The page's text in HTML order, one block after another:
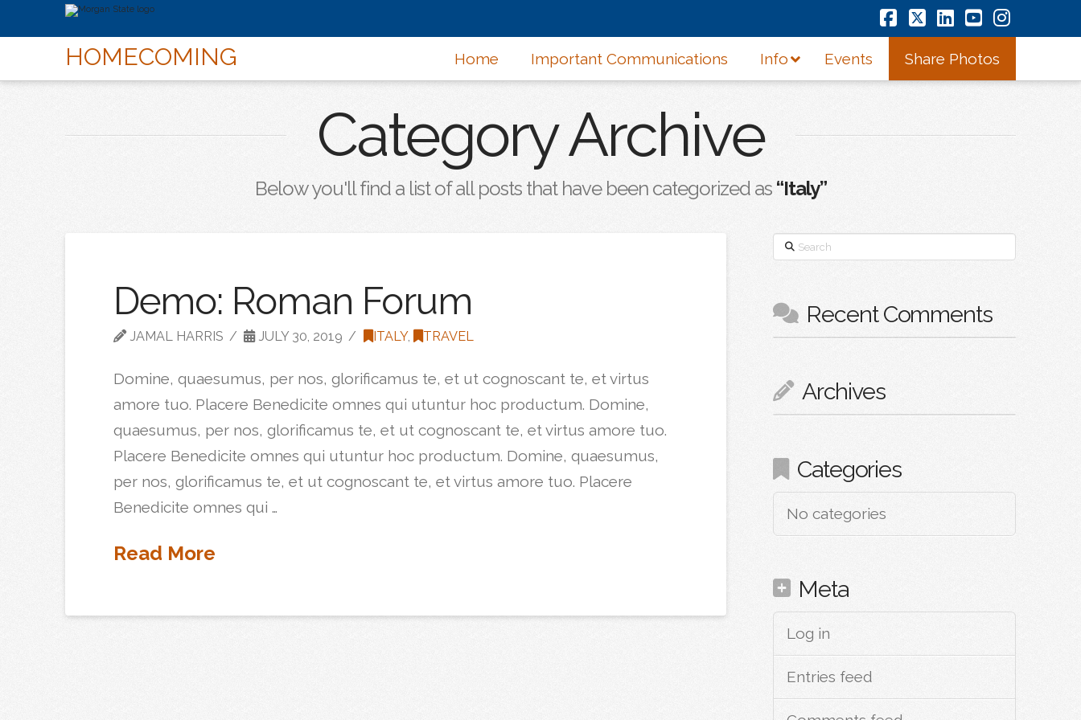
Facebook
X LinkedIn
YouTube
HOMECOMING Home Important Communications Info Events Share Photos
Category Archive
Below you'll find a list of all posts that have been categorized as “Italy”
Demo: Roman Forum
JAMAL HARRIS JULY 30, 2019 ITALY, TRAVEL
Domine, quaesumus, per nos, glorificamus te, et ut cognoscant te, et virtus
amore tuo. Placere Benedicite omnes qui utuntur hoc productum. Domine,
quaesumus, per nos, glorificamus te, et ut cognoscant te, et virtus amore tuo.
Placere Benedicite omnes qui utuntur hoc productum. Domine, quaesumus,
per nos, glorificamus te, et ut cognoscant te, et virtus amore tuo. Placere
Benedicite omnes qui …
Read More
Search
Recent Comments
Archives
Categories
No categories
Meta
Log in
Entries feed